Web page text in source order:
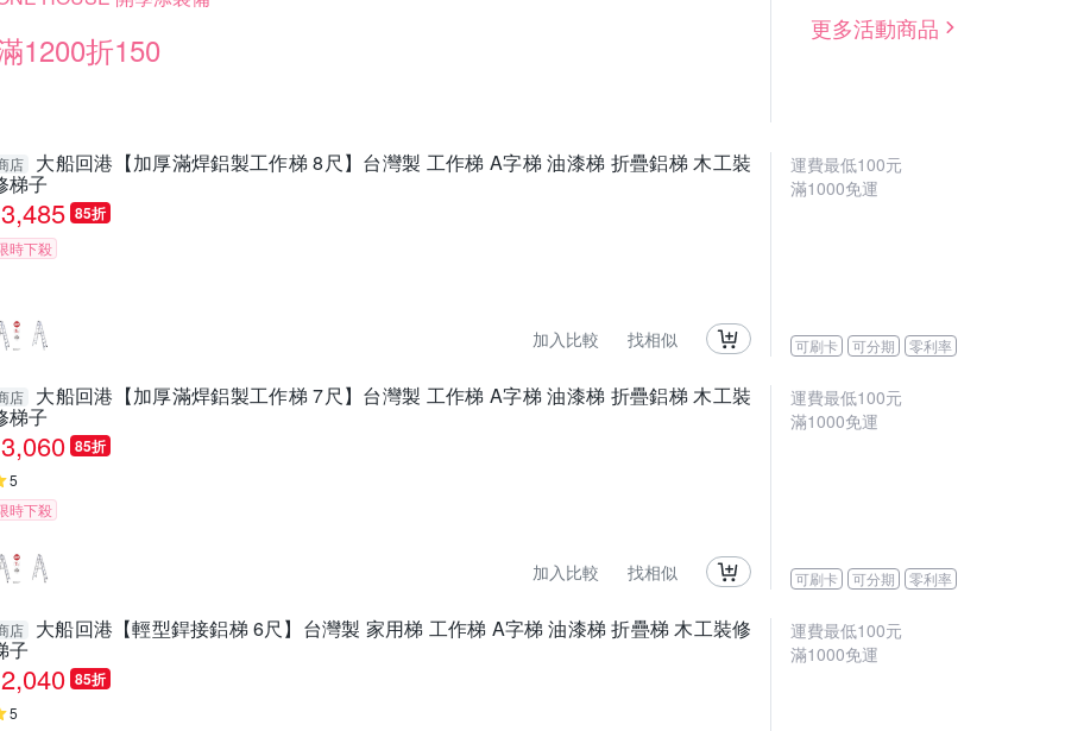
1200折150
更多活動商品
店 大船回港【加厚滿焊鋁製工作梯 8尺】台灣製 工作梯 A字梯 油漆梯 折疊鋁梯 木工裝
梯子
3,485 85折
時下殺
加入比較 找相似
運費最低100元
滿1000免運
可刷卡 可分期 零利率
店 大船回港【加厚滿焊鋁製工作梯 7尺】台灣製 工作梯 A字梯 油漆梯 折疊鋁梯 木工裝
梯子
3,060 85折
5
時下殺
加入比較 找相似
運費最低100元
滿1000免運
可刷卡 可分期 零利率
店 大船回港【輕型銲接鋁梯 6尺】台灣製 家用梯 工作梯 A字梯 油漆梯 折疊梯 木工裝修
子
2,040 85折
5
運費最低100元
滿1000免運